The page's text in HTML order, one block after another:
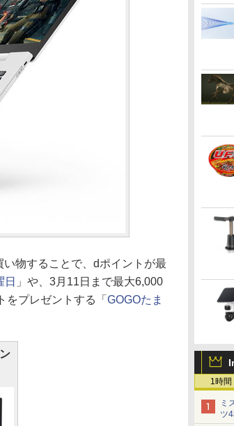
1時間
ミ
ツ
物することで、dポイントが最
日 」や、3月11日まで最大6,000
プレゼントする「 GOGOたま